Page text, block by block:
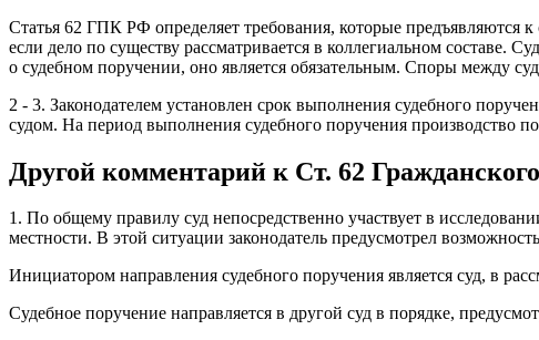
Статья 62 ГПК РФ определяет требования, которые предъявляются
если дело по существу рассматривается в коллегиальном составе.
о судебном поручении, оно является обязательным. Споры между
2 - 3. Законодателем установлен срок выполнения судебного
судом. На период выполнения судебного поручения производство
Другой комментарий к Ст. 62
1. По общему правилу суд непосредственно участвует в
местности. В этой ситуации законодатель предусмотрел
Инициатором направления судебного поручения является суд, в
Судебное поручение направляется в другой суд в порядке,